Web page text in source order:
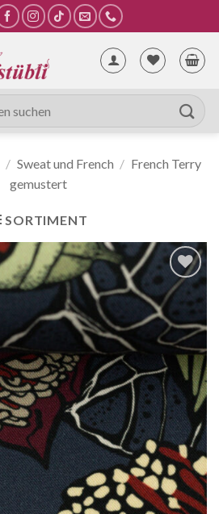
/ Sweat und French / French Terry
gemustert
SORTIMENT
Auf die
Wunschliste